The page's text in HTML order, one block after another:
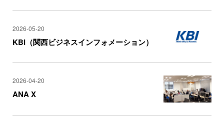
2026-05-20
KBI（関西ビジネスインフォメーション）
2026-04-20
ANA X